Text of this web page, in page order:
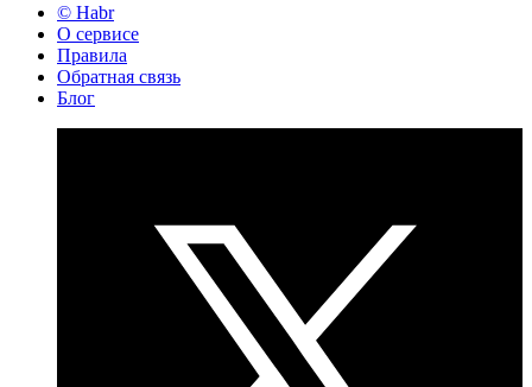
© Habr
О сервисе
Правила
Обратная связь
Блог